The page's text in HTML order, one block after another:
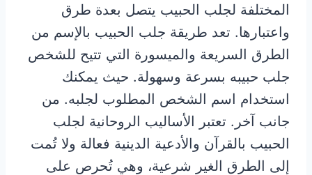
المختلفة لجلب الحبيب يتصل بعدة طرق
واعتبارها. تعد طريقة جلب الحبيب بالإسم من
الطرق السريعة والميسورة التي تتيح للشخص
جلب حبيبه بسرعة وسهولة. حيث يمكنك
استخدام اسم الشخص المطلوب لجلبه. من
جانب آخر. تعتبر الأساليب الروحانية لجلب
الحبيب بالقرآن والأدعية الدينية فعالة ولا تُمت
إلى الطرق الغير شرعية، وهي تُحرص على